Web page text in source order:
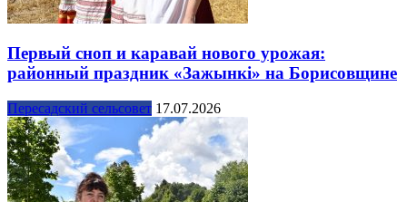
Первый сноп и каравай нового урожая:
районный праздник «Зажынкі» на Борисовщине
Пересадский сельсовет 17.07.2026